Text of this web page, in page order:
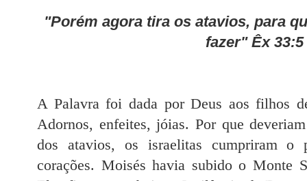
"Porém agora tira os atavios, para
fazer" Êx 33:5
A Palavra foi dada por Deus aos filhos
Adornos, enfeites, jóias. Por que
dos atavios, os israelitas cumpriram o
corações. Moisés havia subido o Monte